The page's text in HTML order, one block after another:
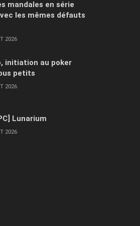
mandales en série
les mêmes défauts
2026
initiation au poker
petits
2026
Lunarium
2026